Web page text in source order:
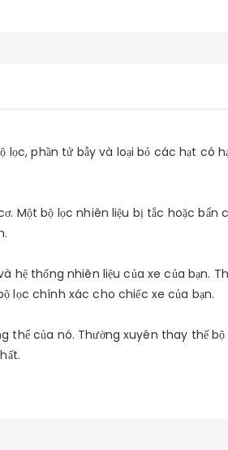
phần tử bẫy và loại bỏ các hạt có
Một bộ lọc nhiên liệu bị tắc hoặc bẩn
thống nhiên liệu của xe của bạn.
lọc chính xác cho chiếc xe của bạn.
thể của nó. Thường xuyên thay thế